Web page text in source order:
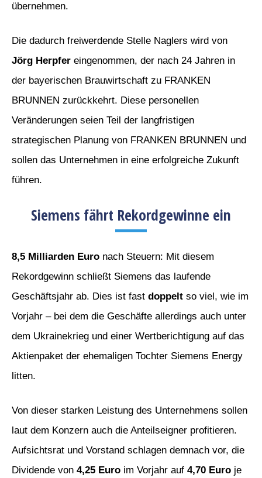
übernehmen.
Die dadurch freiwerdende Stelle Naglers wird von
Jörg Herpfer eingenommen, der nach 24 Jahren in
der bayerischen Brauwirtschaft zu FRANKEN
BRUNNEN zurückkehrt. Diese personellen
Veränderungen seien Teil der langfristigen
strategischen Planung von FRANKEN BRUNNEN und
sollen das Unternehmen in eine erfolgreiche Zukunft
führen.
Siemens fährt Rekordgewinne ein
8,5 Milliarden Euro nach Steuern: Mit diesem
Rekordgewinn schließt Siemens das laufende
Geschäftsjahr ab. Dies ist fast doppelt so viel, wie im
Vorjahr – bei dem die Geschäfte allerdings auch unter
dem Ukrainekrieg und einer Wertberichtigung auf das
Aktienpaket der ehemaligen Tochter Siemens Energy
litten.
Von dieser starken Leistung des Unternehmens sollen
laut dem Konzern auch die Anteilseigner profitieren.
Aufsichtsrat und Vorstand schlagen demnach vor, die
Dividende von 4,25 Euro im Vorjahr auf 4,70 Euro je